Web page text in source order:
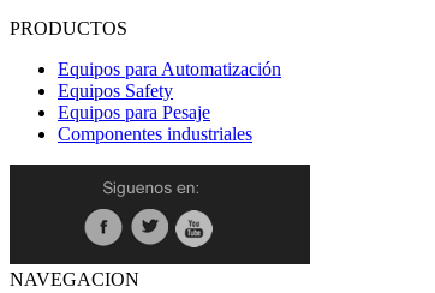
PRODUCTOS
Equipos para Automatización
Equipos Safety
Equipos para Pesaje
Componentes industriales
NAVEGACION